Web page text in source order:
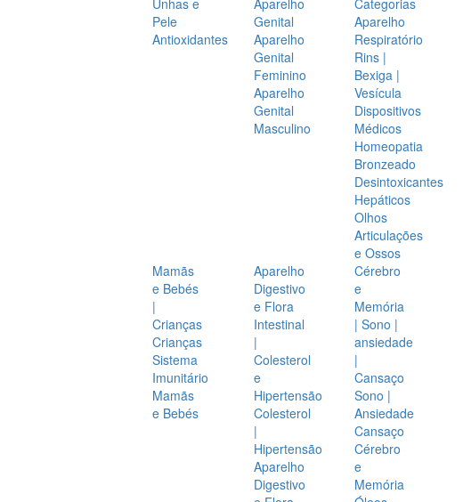
Pele
Antioxidantes
Genital
Aparelho
Genital
Feminino
Aparelho
Genital
Masculino
Aparelho
Respiratório
Rins |
Bexiga |
Vesícula
Dispositivos
Médicos
Homeopatia
Bronzeado
Desintoxicantes
Hepáticos
Olhos
Articulações
e Ossos
Mamãs
e Bebés
|
Crianças
Crianças
Sistema
Imunitário
Mamãs
e Bebés
Aparelho
Digestivo
e Flora
Intestinal
|
Colesterol
e
Hipertensão
Colesterol
|
Hipertensão
Aparelho
Digestivo
Cérebro
e
Memória
| Sono |
ansiedade
|
Cansaço
Sono |
Ansiedade
Cansaço
Cérebro
e
Memória